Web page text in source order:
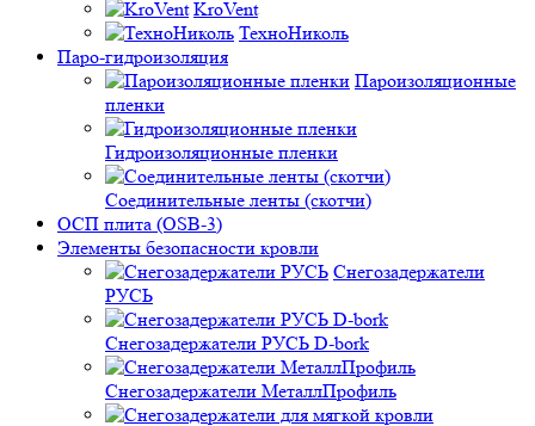
KroVent
ТехноНиколь
Паро-гидроизоляция
Пароизоляционные
пленки
Гидроизоляционные пленки
Соединительные ленты (скотчи)
ОСП плита (OSB-3)
Элементы безопасности кровли
Снегозадержатели
РУСЬ
Снегозадержатели РУСЬ D-bork
Снегозадержатели МеталлПрофиль